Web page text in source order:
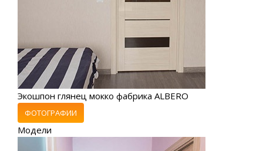
Экошпон глянец мокко фабрика ALBERO
ФОТОГРАФИИ
Модели